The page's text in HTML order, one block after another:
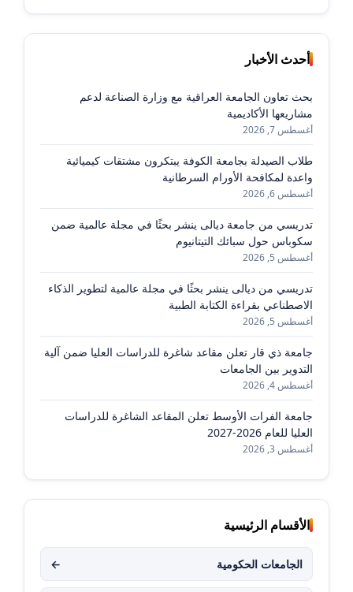
أحدث الأخبار
بحث تعاون الجامعة العراقية مع وزارة الصناعة لدعم
مشاريعها الأكاديمية
أغسطس 7, 2026
طلاب الصيدلة بجامعة الكوفة يبتكرون مشتقات كيميائية
واعدة لمكافحة الأورام السرطانية
أغسطس 6, 2026
تدريسي من جامعة ديالى ينشر بحثًا في مجلة عالمية ضمن
سكوباس حول سبائك التيتانيوم
أغسطس 5, 2026
تدريسي من ديالى ينشر بحثًا في مجلة عالمية لتطوير الذكاء
الاصطناعي بقراءة الكتابة الطبية
أغسطس 5, 2026
جامعة ذي قار تعلن مقاعد شاغرة للدراسات العليا ضمن آلية
التدوير بين الجامعات
أغسطس 4, 2026
جامعة الفرات الأوسط تعلن المقاعد الشاغرة للدراسات
العليا للعام 2026-2027
أغسطس 3, 2026
الأقسام الرئيسية
الجامعات الحكومية ←